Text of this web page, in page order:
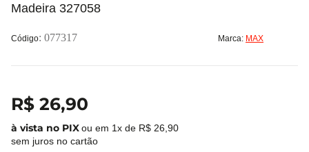
Madeira 327058
: 077317 Marca: MAX
R$ 26,90
ou em 1x de R$ 26 90
sem juros no cartão
4º 4
eletroduto